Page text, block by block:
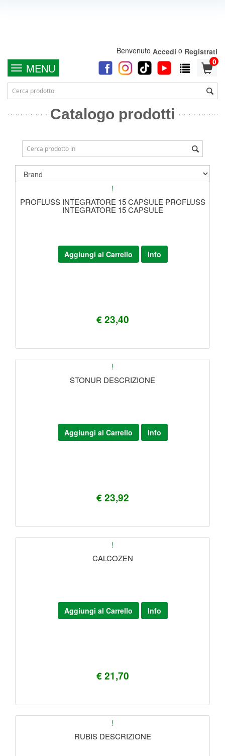
Benvenuto Accedi o Registrati
0
MENU
Catalogo prodotti
!
PROFLUSS INTEGRATORE 15 CAPSULE PROFLUSS
INTEGRATORE 15 CAPSULE
€ 23,40
Aggiungi al Carrello Info
!
STONUR DESCRIZIONE
€ 23,92
Aggiungi al Carrello Info
!
CALCOZEN
€ 21,70
Aggiungi al Carrello Info
!
RUBIS DESCRIZIONE